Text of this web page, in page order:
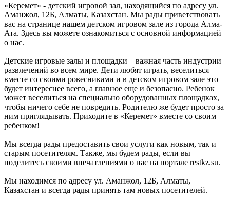
«Керемет» - детский игровой зал, находящийся по адресу ул.
Аманжол, 12Б, Алматы, Казахстан. Мы рады приветствовать
вас на странице нашем детском игровом зале из города Алма-
Ата. Здесь вы можете ознакомиться с основной информацией
о нас.
Детские игровые залы и площадки – важная часть индустрии
развлечений во всем мире. Дети любят играть, веселиться
вместе со своими ровесниками и в детском игровом зале это
будет интереснее всего, а главное еще и безопасно. Ребенок
может веселиться на специально оборудованных площадках,
чтобы ничего себе не повредить. Родителю же будет просто за
ним приглядывать. Приходите в «Керемет» вместе со своим
ребенком!
Мы всегда рады предоставить свои услуги как новым, так и
старым посетителям. Также, мы будем рады, если вы
поделитесь своими впечатлениями о нас на портале restkz.su.
Мы находимся по адресу ул. Аманжол, 12Б, Алматы,
Казахстан и всегда рады принять там новых посетителей.